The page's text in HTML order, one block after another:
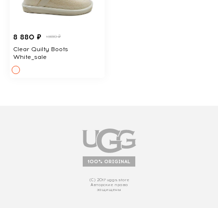
8 880 ₽ 13690 ₽
Clear Quilty Boots
White_sale
100% ORIGINAL
(С) 2017 uggs.store
Авторские права
защищены